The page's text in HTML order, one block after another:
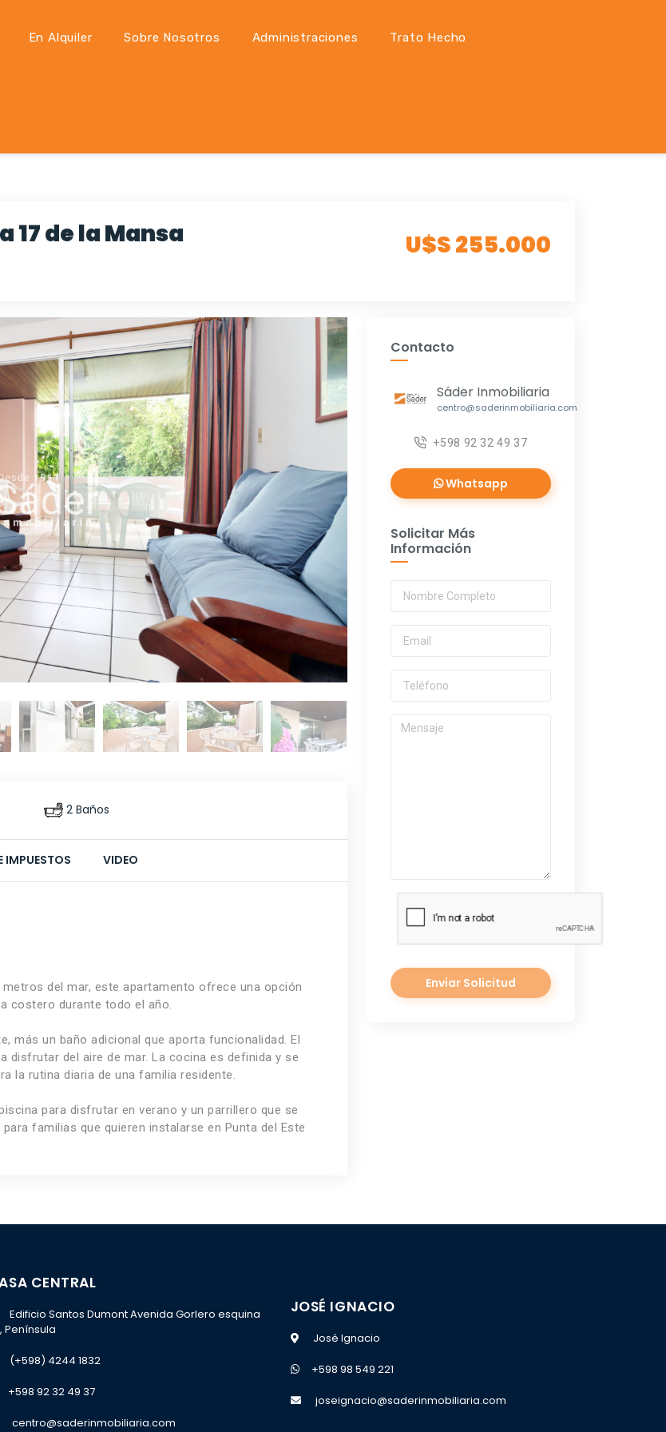
En Alquiler Sobre Nosotros Administraciones Trato Hecho
17 de la Mansa U$S 255.000
2 Baños
IMPUESTOS VIDEO
del mar, este apartamento ofrece una opción
costero durante todo el año.
más un baño adicional que aporta funcionalidad. El
disfrutar del aire de mar. La cocina es definida y se
la rutina diaria de una familia residente.
para disfrutar en verano y un parrillero que se
familias que quieren instalarse en Punta del Este
Contacto
Sáder Inmobiliaria
centro@saderinmobiliaria.com
+598 92 32 49 37
Whatsapp
Solicitar Más
Información
Enviar Solicitud
CENTRAL
Edificio Santos Dumont Avenida Gorlero esquina
Península
(+598) 4244 1832
+598 92 32 49 37
centro@saderinmobiliaria.com
JOSÉ IGNACIO
José Ignacio
+598 98 549 221
joseignacio@saderinmobiliaria.com